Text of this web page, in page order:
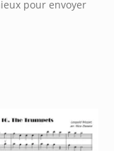
pour envoyer